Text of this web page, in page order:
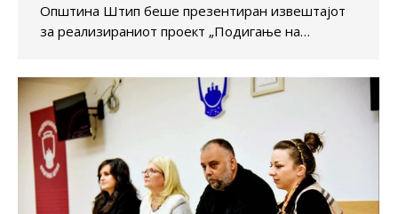
Општина Штип беше презентиран извештајот
за реализираниот проект „Подигање на…